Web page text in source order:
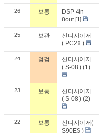
26 보통
DSP 4in
8out [1]
25 보관
신디사이저
( PC2X )
24 점검
신디사이저
( S-08 ) (1)
23 보통
신디사이저
( S-08 ) (2)
22 보통
신디사이저(
S90ES )